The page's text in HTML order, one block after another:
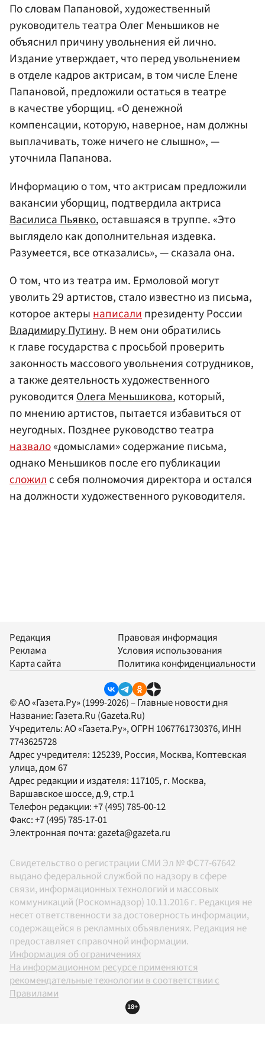
По словам Папановой, художественный
руководитель театра Олег Меньшиков не
объяснил причину увольнения ей лично.
Издание утверждает, что перед увольнением
в отделе кадров актрисам, в том числе Елене
Папановой, предложили остаться в театре
в качестве уборщиц. «О денежной
компенсации, которую, наверное, нам должны
выплачивать, тоже ничего не слышно», —
уточнила Папанова.
Информацию о том, что актрисам предложили
вакансии уборщиц, подтвердила актриса
Василиса Пьявко, оставшаяся в труппе. «Это
выглядело как дополнительная издевка.
Разумеется, все отказались», — сказала она.
О том, что из театра им. Ермоловой могут
уволить 29 артистов, стало известно из письма,
которое актерынаписалипрезиденту России
Владимиру Путину. В нем они обратились
к главе государства с просьбой проверить
законность массового увольнения сотрудников,
а также деятельность художественного
руководитсяОлега Меньшикова, который,
по мнению артистов, пытается избавиться от
неугодных. Позднее руководство театра
назвало«домыслами» содержание письма,
однако Меньшиков после его публикации
сложилс себя полномочия директора и остался
на должности художественного руководителя.
Редакция
Реклама
Карта сайта
Правовая информация
Условия использования
Политика конфиденциальности
© АО «Газета.Ру» (1999-2026) – Главные новости дня
Название: Газета.Ru (Gazeta.Ru)
Учредитель:АО «Газета.Ру», ОГРН 1067761730376, ИНН
7743625728
Адрес учредителя: 125239, Россия, Москва, Коптевская
улица, дом 67
Адрес редакции и издателя: 117105, г. Москва,
Варшавское шоссе, д.9, стр.1
Телефон редакции:+7 (495) 785-00-12
Факс:+7 (495) 785-17-01
Электронная почта:gazeta@gazeta.ru
Свидетельство о регистрации СМИ Эл № ФС77-67642
выдано федеральной службой по надзору в сфере
связи, информационных технологий и массовых
коммуникаций (Роскомнадзор) 10.11.2016 г. Редакция не
несет ответственности за достоверность информации,
содержащейся в рекламных объявлениях. Редакция не
предоставляет справочной информации.
Информация об ограничениях
На информационном ресурсе применяются
рекомендательные технологии в соответствии с
Правилами
18+